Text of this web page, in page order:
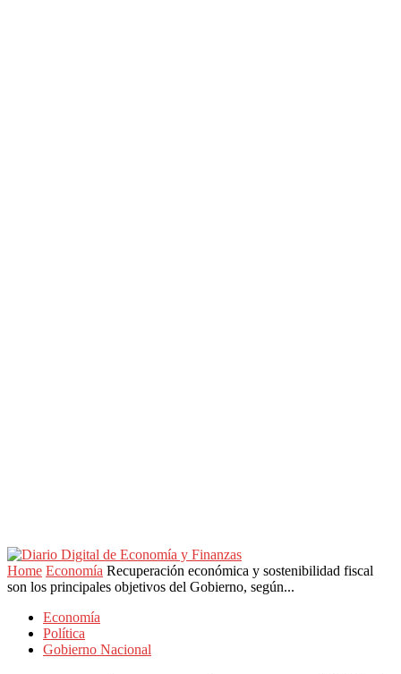
Home Economía Recuperación económica y sostenibilidad fiscal
son los principales objetivos del Gobierno, según...
Economía
Política
Gobierno Nacional